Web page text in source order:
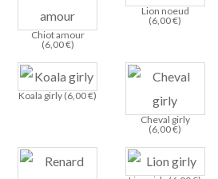
Chiot amour
(6,00€)
Lion noeud
(6,00€)
Koala girly (6,00€)
Cheval girly
(6,00€)